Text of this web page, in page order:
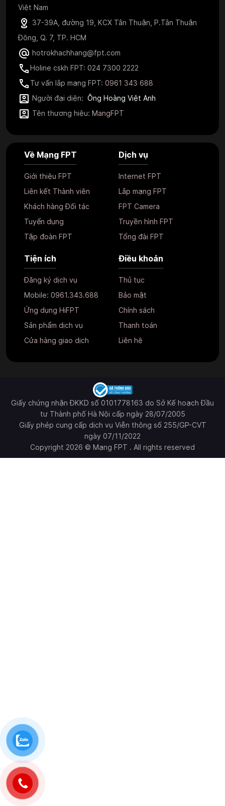
Việt Nam
37-39A, đường 19, KCX Tân Thuận, P.Tân Thuận
Đông, Q. 7, TP. HCM
hotrokhachhang@fpt.com
Holine cskh FPT: 024 7300 2222
Tư vấn lắp mạng FPT: 0961 343 688
Người đại diện: Ông Hoàng Việt Anh
Tên thương hiệu: MangFPT
Về Mạng FPT
Giới thiệu FPT
Liên kết Thành viên
Khách hàng Đối tác
Tuyển dụng
Tập đoàn FPT
Dịch vụ
Internet FPT
Lắp mạng FPT
FPT Camera
Truyền hình FPT
Tổng đài FPT
Tiện ích
Đăng ký dịch vụ
Mobile: 0961.343.688
Ứng dụng HiFPT
Sản phẩm dịch vụ
Cửa hàng giao dịch
Điều khoản
Thủ tục
Bảo mật
Chính sách
Thanh toán
Liên hệ
Giấy chứng nhận ĐKKD số 0101778163 do Sở Kế hoạch Đầu
tư Thành phố Hà Nội cấp ngày 28/07/2005
Giấy phép cung cấp dịch vụ Viễn thông số 255/GP-CVT
ngày 07/11/2022
Copyright 2026 © Mạng FPT . All rights reserved